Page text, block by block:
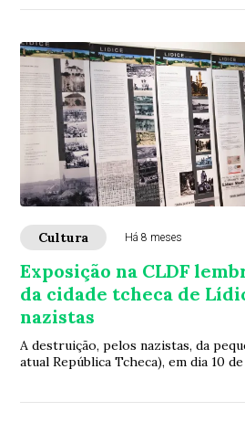
Cultura Há 8 meses
Exposição na CLDF
da cidade tcheca de
nazistas
A destruição, pelos nazistas, da
atual República Tcheca), em dia 10